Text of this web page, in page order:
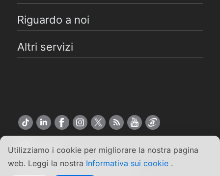
Utilizziamo i cookie per migliorare la nostra pagina
web. Leggi la nostra Informativa sui cookie .
Riguardo a noi
Altri servizi
Italiano
Copyright ©2026 ASUSTOR Inc.